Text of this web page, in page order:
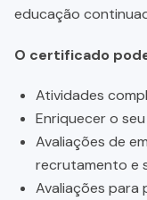
educação
O certificado
Atividades
Enriquecer o
Avaliações de
recrutamento e
Avaliações para